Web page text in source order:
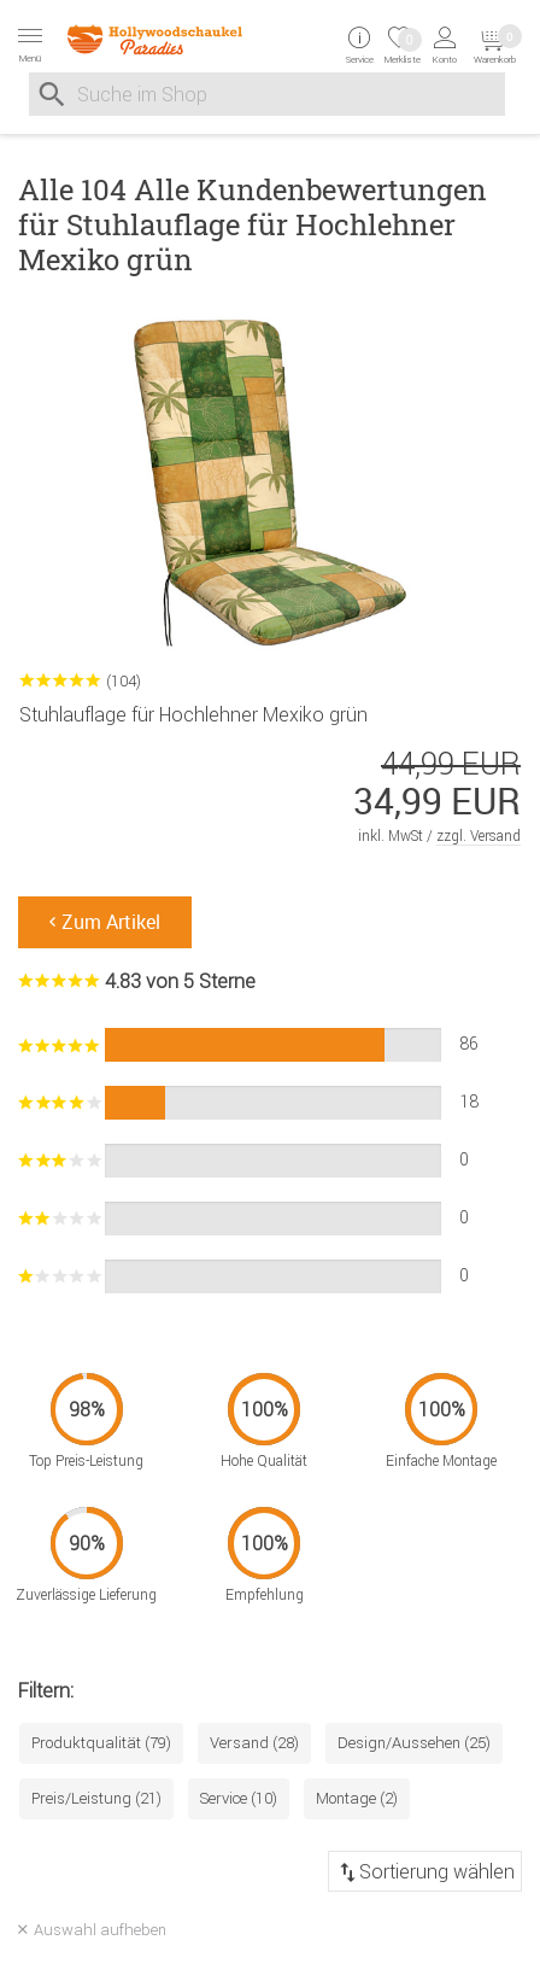
Menü
Suche nach
Suche im Shop, nach der Eingabe von 3 Buchstaben
Service Merkliste
0
Konto Warenkorb
0
Alle 104 Alle Kundenbewertungen
für Stuhlauflage für Hochlehner
Mexiko grün
(104)
Stuhlauflage für Hochlehner Mexiko grün
44,99 EUR
34,99 EUR
inkl. MwSt / zzgl. Versand
Zum Artikel
4.83 von 5 Sterne
86
18
0
0
0
Top Preis-Leistung Hohe Qualität Einfache Montage
Zuverlässige Lieferung Empfehlung
Filtern:
Produktqualität (79) Versand (28) Design/Aussehen (25)
Preis/Leistung (21) Service (10) Montage (2)
Auswahl aufheben